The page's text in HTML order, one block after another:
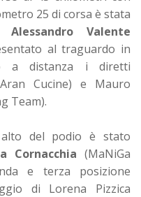
25 di corsa è stata
Alessandro Valente
al traguardo in
a distanza i diretti
Cucine) e Mauro
Team).
del podio è stato
Cornacchia (MaNiGa
e terza posizione
di Lorena Pizzica